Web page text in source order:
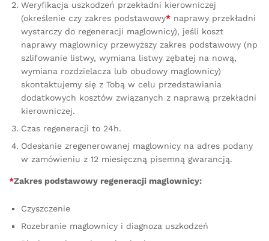
Weryfikacja uszkodzeń przekładni kierowniczej
(określenie czy zakres podstawowy* naprawy przekładni
wystarczy do regeneracji maglownicy), jeśli koszt
naprawy maglownicy przewyższy zakres podstawowy (np
szlifowanie listwy, wymiana listwy zębatej na nową,
wymiana rozdzielacza lub obudowy maglownicy)
skontaktujemy się z Tobą w celu przedstawiania
dodatkowych kosztów związanych z naprawą przekładni
kierowniczej.
Czas regeneracji to 24h.
Odesłanie zregenerowanej maglownicy na adres podany
w zamówieniu z 12 miesięczną pisemną gwarancją.
*Zakres podstawowy regeneracji maglownicy:
Czyszczenie
Rozebranie maglownicy i diagnoza uszkodzeń